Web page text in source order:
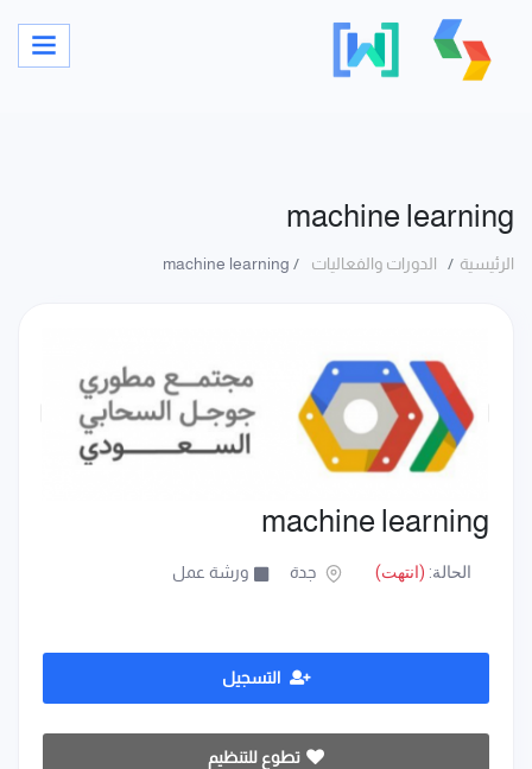
machine learning
الرئيسية الدورات والفعاليات
machine learning
الحالة: (انتهت) جدة ورشة عمل
التسجيل
تطوع للتنظيم